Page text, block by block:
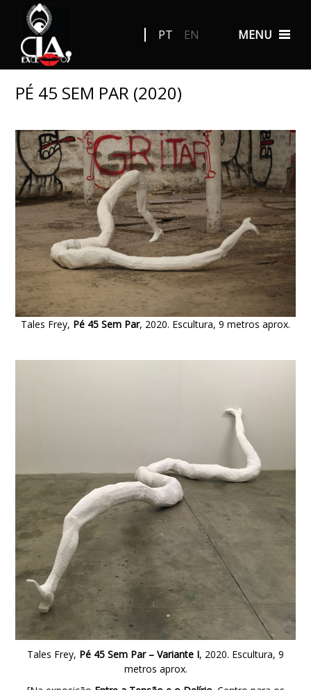
MENU
PT EN
PÉ 45 SEM PAR (2020)
Tales Frey, Pé 45 Sem Par, 2020. Escultura, 9 metros aprox.
Tales Frey, Pé 45 Sem Par – Variante I, 2020. Escultura, 9
metros aprox.